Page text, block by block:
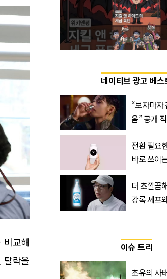
비교해
탈락을
네이티브 광고 베스
“보자마자
옴” 공개
전환 필요
바로 쓰이
더 초깔끔
강록 셰프
이슈 트리
초유의 사